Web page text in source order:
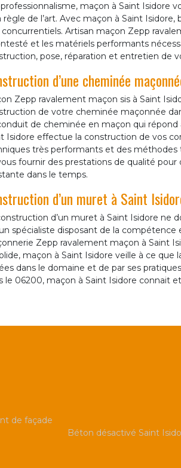
maçon à Saint Isidore
règle de l’art. Avec maçon à Saint
Artisan maçon Zepp
et les matériels performants
pose, réparation et entretien de
d’une cheminée
Zepp ravalement maçon sis à Saint
de votre cheminée maçonnée
de cheminée en maçon qui
Isidore effectue la construction de vos
très performants et des méthodes
fournir des prestations de qualité
dans le temps.
d’un muret à Saint
d’un muret à Saint Isidore ne
spécialiste disposant de la compétence
Zepp ravalement maçon à Saint
maçon à Saint Isidore veille à ce
dans le domaine et de par ses
le 06200, maçon à Saint Isidore connait
de façade
Béton désactivé Saint